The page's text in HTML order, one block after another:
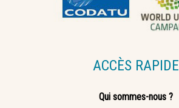
ACCÈS RAPIDE
Qui sommes-nous ?